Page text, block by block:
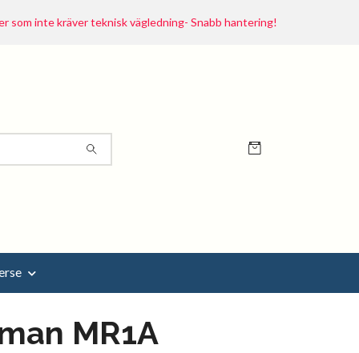
som inte kräver teknisk vägledning- Snabb hantering!
MR1A